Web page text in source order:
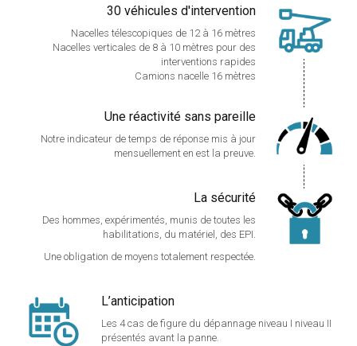
30 véhicules d'intervention
Nacelles télescopiques de 12 à 16 mètres
Nacelles verticales de 8 à 10 mètres pour des
interventions rapides
Camions nacelle 16 mètres
Une réactivité sans pareille
Notre indicateur de temps de réponse mis à jour
mensuellement en est la preuve.
La sécurité
Des hommes, expérimentés, munis de toutes les
habilitations, du matériel, des EPI.
Une obligation de moyens totalement respectée.
L’anticipation
Les 4 cas de figure du dépannage niveau I niveau II
présentés avant la panne.